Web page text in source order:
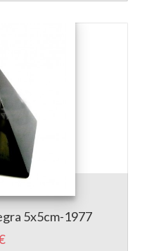
5x5cm-1977